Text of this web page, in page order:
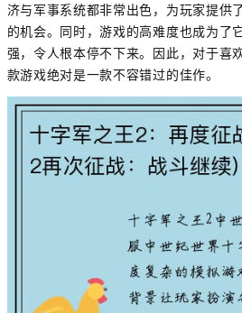
济与军事系统都非常出色，为玩家提供
的机会。同时，游戏的高难度也成为了
强，令人根本停不下来。因此，对于喜
款游戏绝对是一款不容错过的佳作。